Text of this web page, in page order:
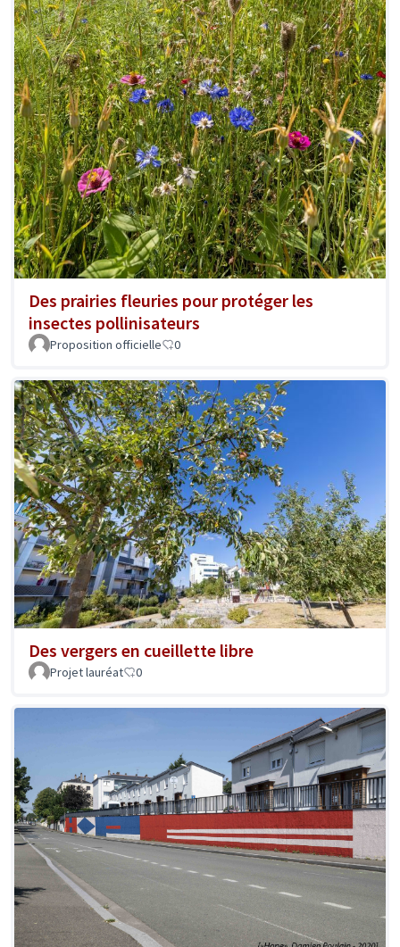
Des prairies fleuries pour protéger les
insectes pollinisateurs
Proposition officielle 0
Des vergers en cueillette libre
Projet lauréat 0